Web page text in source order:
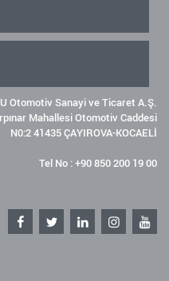
Otomotiv Sanayi ve Ticaret A.Ş.
Mahallesi Otomotiv Caddesi
N0:2 41435 ÇAYIROVA-KOCAELİ
Tel No : +90 850 200 19 00